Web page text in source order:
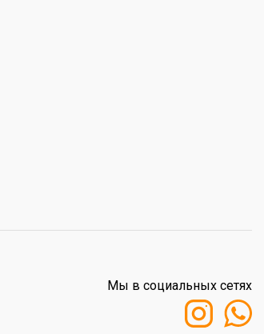
Мы в социальных сетях